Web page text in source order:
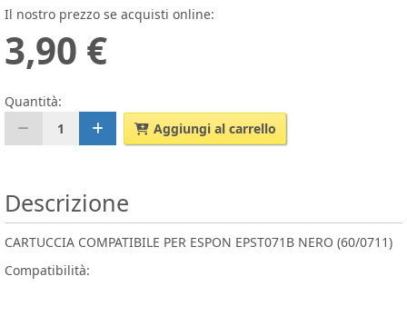
Il nostro prezzo se acquisti online:
3,90 €
Quantità:
1
Aggiungi al carrello
Descrizione
CARTUCCIA COMPATIBILE PER ESPON EPST071B NERO (60/0711)
Compatibilità: